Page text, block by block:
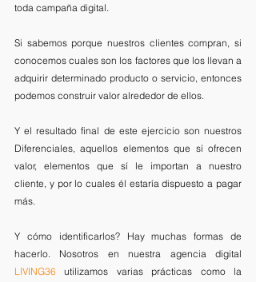
toda campaña digital.
Si sabemos porque nuestros clientes compran, si
conocemos cuales son los factores que los llevan a
adquirir determinado producto o servicio, entonces
podemos construir valor alrededor de ellos.
Y el resultado final de este ejercicio son nuestros
Diferenciales, aquellos elementos que sí ofrecen
valor, elementos que sí le importan a nuestro
cliente, y por lo cuales él estaría dispuesto a pagar
más.
Y cómo identificarlos? Hay muchas formas de
LIVING36 utilizamos varias prácticas como la